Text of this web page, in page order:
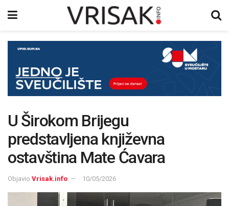
U Širokom Brijegu
predstavljena književna
ostavština Mate Ćavara
Objavio Vrisak.info 10/05/2026